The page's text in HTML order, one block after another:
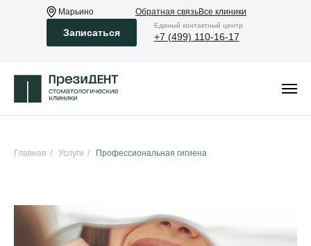
Обратная связьВсе клиники
Eдиный контактный центр
+7 (499) 110-16-17
Марьино
Записаться
Главная / Услуги / Профессиональная гигиена